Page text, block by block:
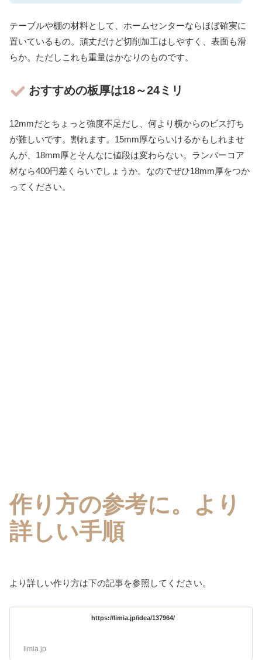
テーブルや棚の材料として、ホームセンターならほぼ確実に
置いているもの。頑丈だけど切削加工はしやすく、表面も滑
らか。ただしこれも重量はかなりのものです。
おすすめの板厚は18～24ミリ
12mmだとちょっと強度不足だし、何より横からのビス打ち
が難しいです。割れます。15mm厚ならいけるかもしれませ
んが、18mm厚とそんなに値段は変わらない。ランバーコア
材なら400円差くらいでしょうか。なのでぜひ18mm厚をつか
ってください。
作り方の参考に。より
詳しい手順
より詳しい作り方は下の記事を参照してください。
https://limia.jp/idea/137964/
limia.jp